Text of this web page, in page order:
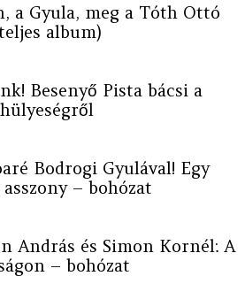
a Gyula, meg a Tóth Ottó
album)
Besenyő Pista bácsi a
hülyeségről
Bodrogi Gyulával! Egy
asszony – bohózat
András és Simon Kornél: A
– bohózat